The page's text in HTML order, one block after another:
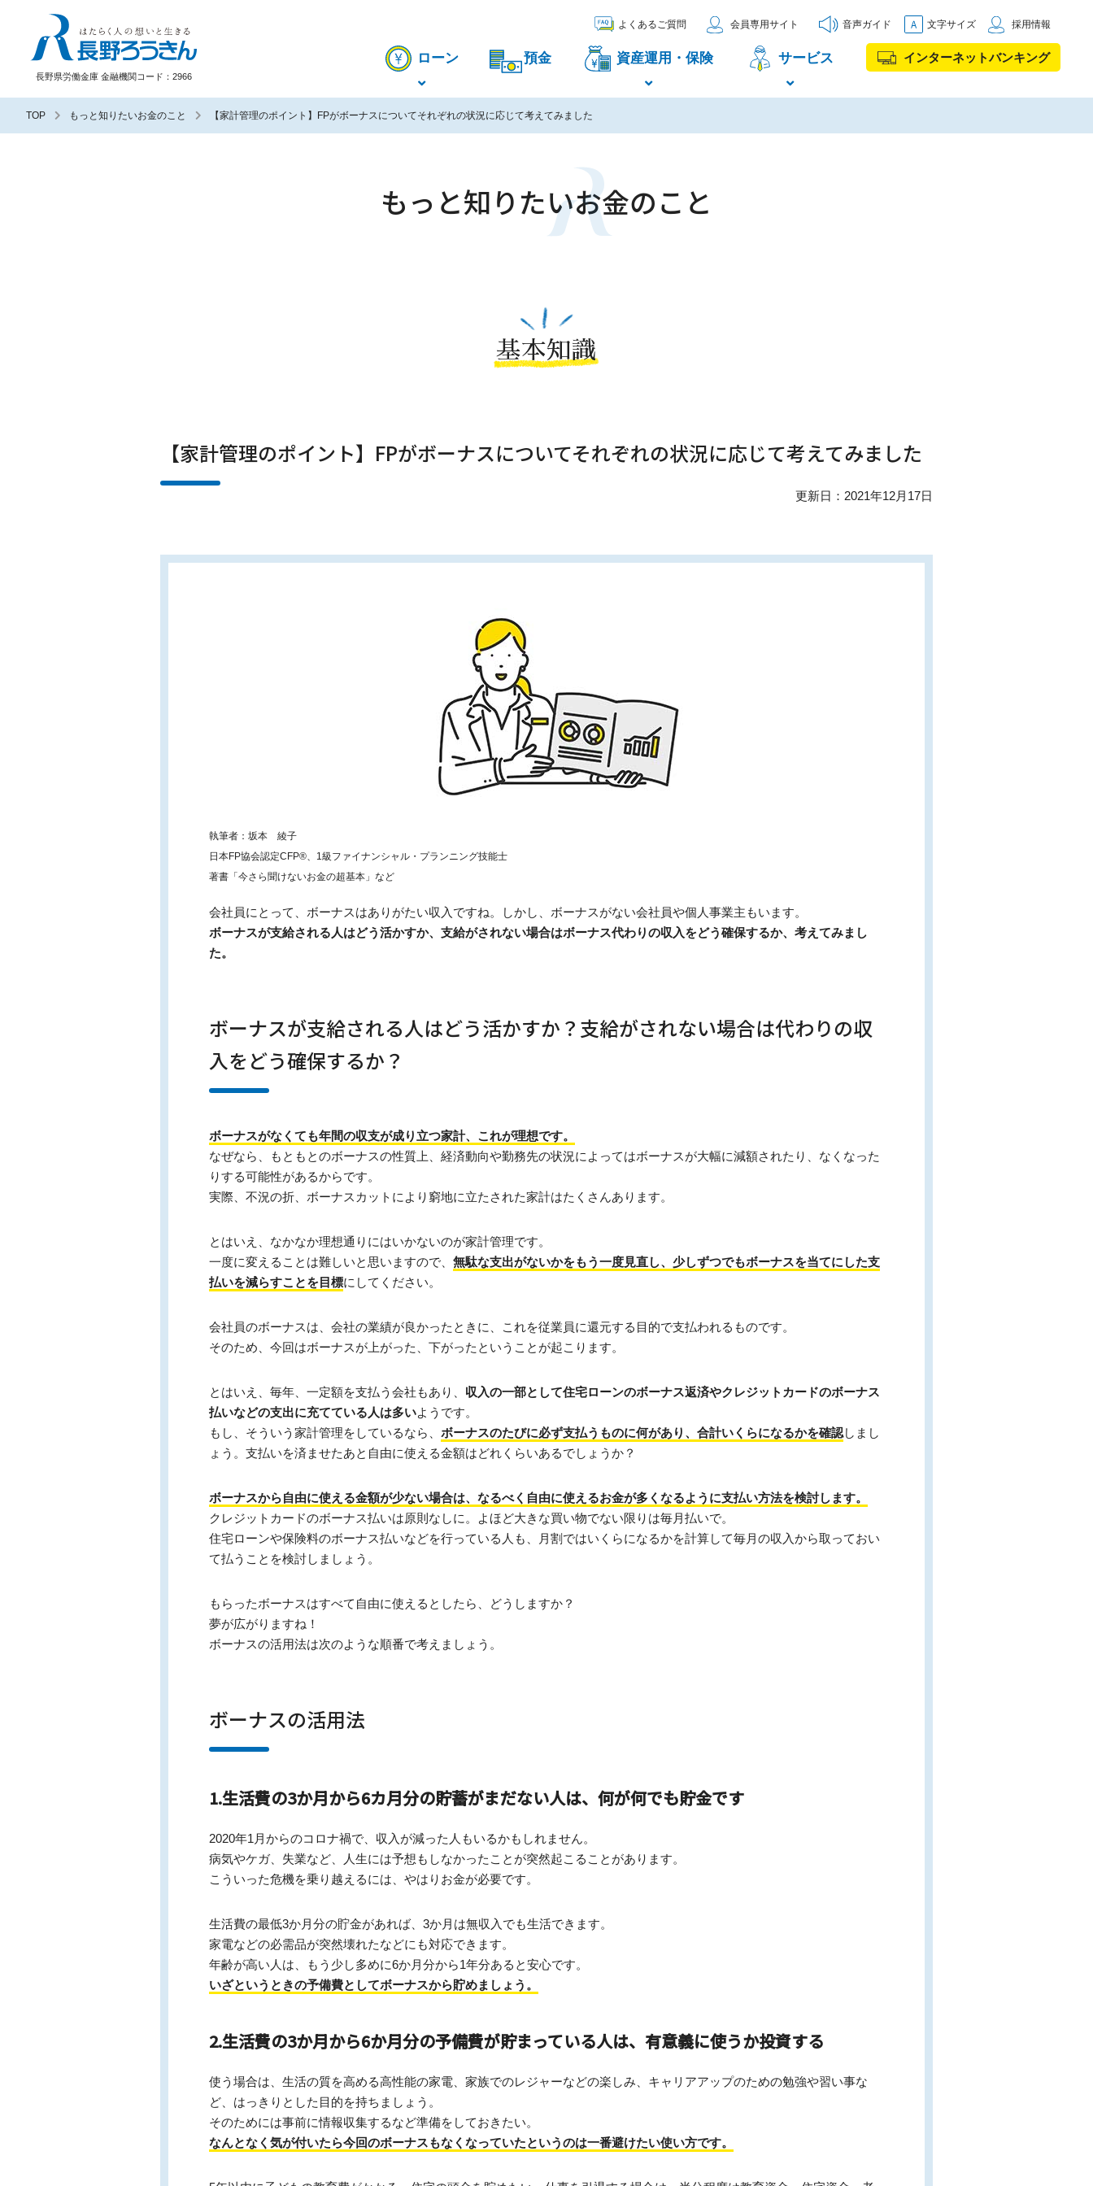
長野県労働金庫 金融機関コード：2966
ローン 預金 資産運用・保険 サービス インターネットバンキング
よくあるご質問 会員専用サイト 音声ガイド 文字サイズ 採用情報
TOP もっと知りたいお金のこと 【家計管理のポイント】FPがボーナスについてそれぞれの状況に応じて考えてみました
もっと知りたいお金のこと
基本知識
【家計管理のポイント】FPがボーナスについてそれぞれの状況に応じて考えてみました
更新日：2021年12月17日
執筆者：坂本 綾子
日本FP協会認定CFP®、1級ファイナンシャル・プランニング技能士
著書「今さら聞けないお金の超基本」など
会社員にとって、ボーナスはありがたい収入ですね。しかし、ボーナスがない会社員や個人事業主もいます。
ボーナスが支給される人はどう活かすか、支給がされない場合はボーナス代わりの収入をどう確保するか、考えてみまし
た。
ボーナスが支給される人はどう活かすか？支給がされない場合は代わりの収
入をどう確保するか？
ボーナスがなくても年間の収支が成り立つ家計、これが理想です。
なぜなら、もともとのボーナスの性質上、経済動向や勤務先の状況によってはボーナスが大幅に減額されたり、なくなった
りする可能性があるからです。
実際、不況の折、ボーナスカットにより窮地に立たされた家計はたくさんあります。
とはいえ、なかなか理想通りにはいかないのが家計管理です。
一度に変えることは難しいと思いますので、 無駄な支出がないかをもう一度見直し、少しずつでもボーナスを当てにした支
払いを減らすことを目標にしてください。
会社員のボーナスは、会社の業績が良かったときに、これを従業員に還元する目的で支払われるものです。
そのため、今回はボーナスが上がった、下がったということが起こります。
とはいえ、毎年、一定額を支払う会社もあり、 収入の一部として住宅ローンのボーナス返済やクレジットカードのボーナス
払いなどの支出に充てている人は多いようです。
もし、そういう家計管理をしているなら、 ボーナスのたびに必ず支払うものに何があり、合計いくらになるかを確認しまし
ょう。支払いを済ませたあと自由に使える金額はどれくらいあるでしょうか？
ボーナスから自由に使える金額が少ない場合は、なるべく自由に使えるお金が多くなるように支払い方法を検討します。
クレジットカードのボーナス払いは原則なしに。よほど大きな買い物でない限りは毎月払いで。
住宅ローンや保険料のボーナス払いなどを行っている人も、月割ではいくらになるかを計算して毎月の収入から取っておい
て払うことを検討しましょう。
もらったボーナスはすべて自由に使えるとしたら、どうしますか？
夢が広がりますね！
ボーナスの活用法は次のような順番で考えましょう。
ボーナスの活用法
1.生活費の3か月から6カ月分の貯蓄がまだない人は、何が何でも貯金です
2020年1月からのコロナ禍で、収入が減った人もいるかもしれません。
病気やケガ、失業など、人生には予想もしなかったことが突然起こることがあります。
こういった危機を乗り越えるには、やはりお金が必要です。
生活費の最低3か月分の貯金があれば、3か月は無収入でも生活できます。
家電などの必需品が突然壊れたなどにも対応できます。
年齢が高い人は、もう少し多めに6か月分から1年分あると安心です。
いざというときの予備費としてボーナスから貯めましょう。
2.生活費の3か月から6か月分の予備費が貯まっている人は、有意義に使うか投資する
使う場合は、生活の質を高める高性能の家電、家族でのレジャーなどの楽しみ、キャリアアップのための勉強や習い事な
ど、はっきりとした目的を持ちましょう。
そのためには事前に情報収集するなど準備をしておきたい。
なんとなく気が付いたら今回のボーナスもなくなっていたというのは一番避けたい使い方です。